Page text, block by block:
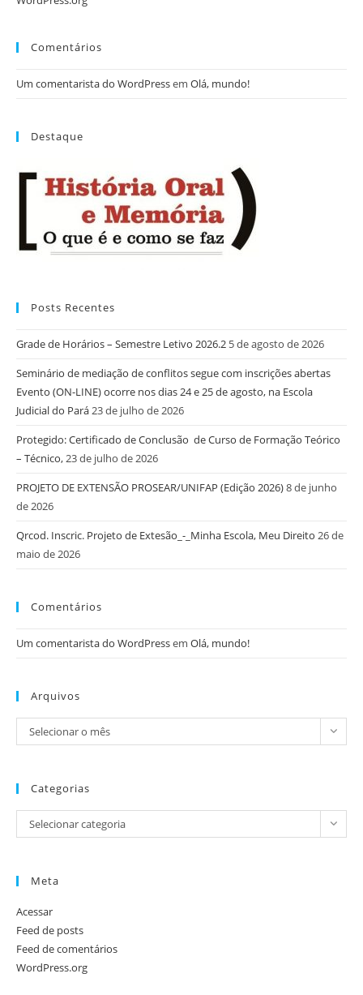
Comentários
Um comentarista do WordPressem Olá, mundo!
Destaque
Posts Recentes
Grade de Horários – Semestre Letivo 2026.2 5 de agosto de 2026
Seminário de mediação de conflitos segue com inscrições abertas
Evento (ON-LINE) ocorre nos dias 24 e 25 de agosto, na Escola
Judicial do Pará23 de julho de 2026
Protegido: Certificado de Conclusão de Curso de Formação Teórico
– Técnico,23 de julho de 2026
PROJETO DE EXTENSÃO PROSEAR/UNIFAP (Edição 2026)8 de junho
de 2026
Qrcod. Inscric. Projeto de Extesão_-_Minha Escola, Meu Direito 26 de
maio de 2026
Comentários
Um comentarista do WordPressem Olá, mundo!
Arquivos
Selecionar o mês
Categorias
Selecionar categoria
Meta
Acessar
Feed de posts
Feed de comentários
WordPress.org